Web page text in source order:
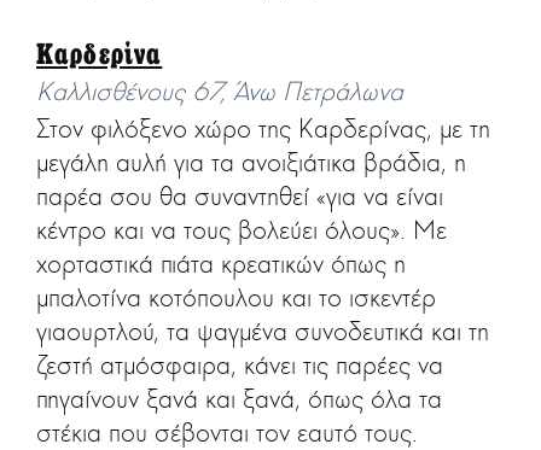
Καρδερίνα
Καλλισθένους 67, Άνω Πετράλωνα
Στον φιλόξενο χώρο της Καρδερίνας, με τη
μεγάλη αυλή για τα ανοιξιάτικα βράδια, η
παρέα σου θα συναντηθεί «για να είναι
κέντρο και να τους βολεύει όλους». Με
χορταστικά πιάτα κρεατικών όπως η
μπαλοτίνα κοτόπουλου και το ισκεντέρ
γιαουρτλού, τα ψαγμένα συνοδευτικά και τη
ζεστή ατμόσφαιρα, κάνει τις παρέες να
πηγαίνουν ξανά και ξανά, όπως όλα τα
στέκια που σέβονται τον εαυτό τους.